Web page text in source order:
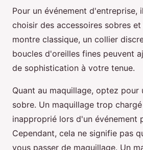
Pour un événement d'entreprise,
choisir des accessoires sobres
montre classique, un collier
boucles d'oreilles fines peuvent
de sophistication à votre tenue.
Quant au maquillage, optez pour
sobre. Un maquillage trop
inapproprié lors d'un événement
Cependant, cela ne signifie pas
vous passer de maquillage. Un